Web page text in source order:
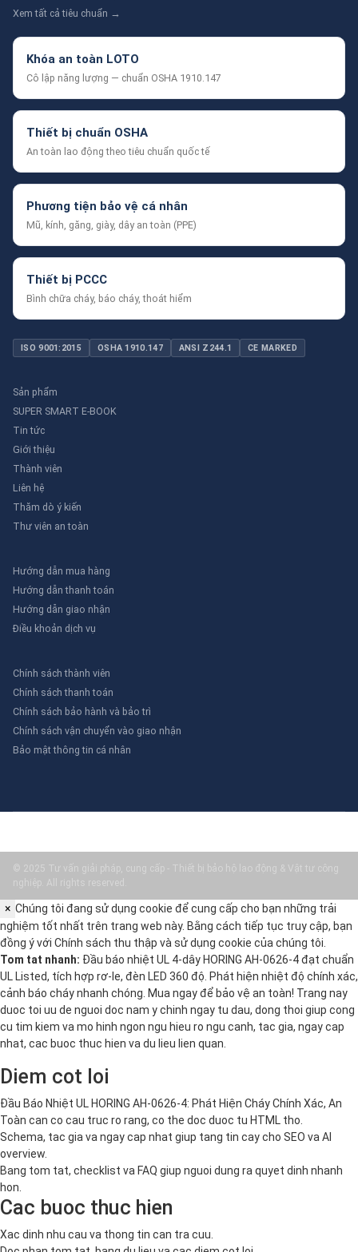
Xem tất cả tiêu chuẩn →
Khóa an toàn LOTO
Cô lập năng lượng — chuẩn OSHA 1910.147
Thiết bị chuẩn OSHA
An toàn lao động theo tiêu chuẩn quốc tế
Phương tiện bảo vệ cá nhân
Mũ, kính, găng, giày, dây an toàn (PPE)
Thiết bị PCCC
Bình chữa cháy, báo cháy, thoát hiểm
ISO 9001:2015 OSHA 1910.147 ANSI Z244.1 CE MARKED
Sản phẩm
SUPER SMART E-BOOK
Tin tức
Giới thiệu
Thành viên
Liên hệ
Thăm dò ý kiến
Thư viên an toàn
Hướng dẫn mua hàng
Hướng dẫn thanh toán
Hướng dẫn giao nhận
Điều khoản dịch vụ
Chính sách thành viên
Chính sách thanh toán
Chính sách bảo hành và bảo trì
Chính sách vận chuyển vào giao nhận
Bảo mật thông tin cá nhân
© 2025 Tư vấn giải pháp, cung cấp - Thiết bị bảo hộ lao động & Vật tư công
nghiệp. All rights reserved.
× Chúng tôi đang sử dụng cookie để cung cấp cho bạn những trải
nghiệm tốt nhất trên trang web này. Bằng cách tiếp tục truy cập, bạn
đồng ý với Chính sách thu thập và sử dụng cookie của chúng tôi.
Tom tat nhanh: Đầu báo nhiệt UL 4-dây HORING AH-0626-4 đạt chuẩn
UL Listed, tích hợp rơ-le, đèn LED 360 độ. Phát hiện nhiệt độ chính xác,
cảnh báo cháy nhanh chóng. Mua ngay để bảo vệ an toàn! Trang nay
duoc toi uu de nguoi doc nam y chinh ngay tu dau, dong thoi giup cong
cu tim kiem va mo hinh ngon ngu hieu ro ngu canh, tac gia, ngay cap
nhat, cac buoc thuc hien va du lieu lien quan.
Diem cot loi
Đầu Báo Nhiệt UL HORING AH-0626-4: Phát Hiện Cháy Chính Xác, An
Toàn can co cau truc ro rang, co the doc duoc tu HTML tho.
Schema, tac gia va ngay cap nhat giup tang tin cay cho SEO va AI
overview.
Bang tom tat, checklist va FAQ giup nguoi dung ra quyet dinh nhanh
hon.
Cac buoc thuc hien
Xac dinh nhu cau va thong tin can tra cuu.